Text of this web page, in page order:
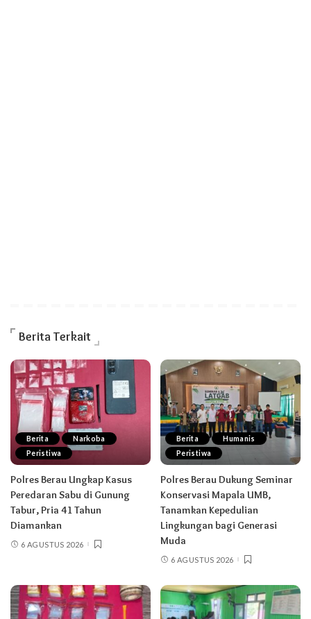
Berita Terkait
Berita
Narkoba
Peristiwa
Polres Berau Ungkap Kasus
Peredaran Sabu di Gunung
Tabur, Pria 41 Tahun
Diamankan
6 AGUSTUS 2026
Berita
Humanis
Peristiwa
Polres Berau Dukung Seminar
Konservasi Mapala UMB,
Tanamkan Kepedulian
Lingkungan bagi Generasi
Muda
6 AGUSTUS 2026